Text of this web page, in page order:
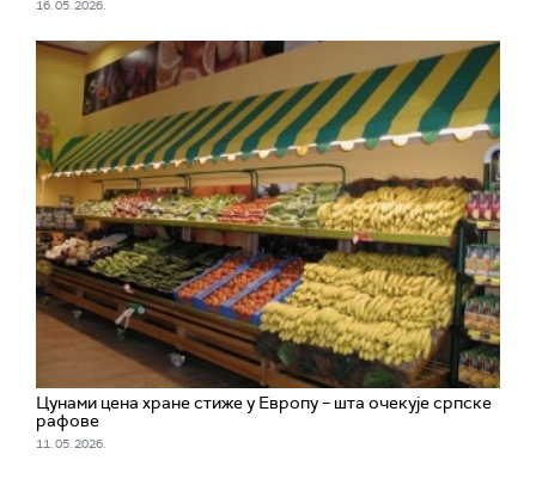
16. 05. 2026.
Цунами цена хране стиже у Европу – шта очекује српске
рафове
11. 05. 2026.